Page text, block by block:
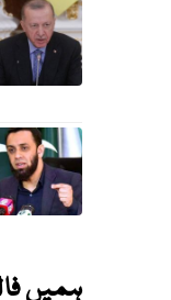
ہمیں